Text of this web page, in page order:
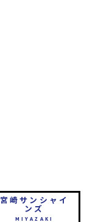
宮崎サンシャイ
ンズ
MIYAZAKI